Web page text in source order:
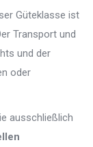
Güteklasse ist
Transport und
und der
oder
ausschließlich